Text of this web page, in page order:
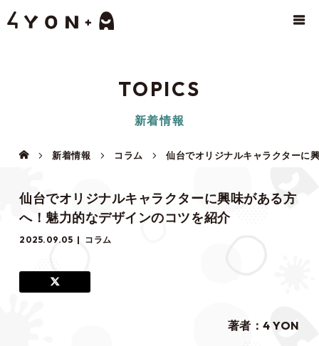
TOPICS
新着情報
新着情報 コラム 仙台でオリジナルキャラクターに
仙台でオリジナルキャラクターに興味がある方
へ！魅力的なデザインのコツを紹介
2025.09.05 コラム
著者：4 YON